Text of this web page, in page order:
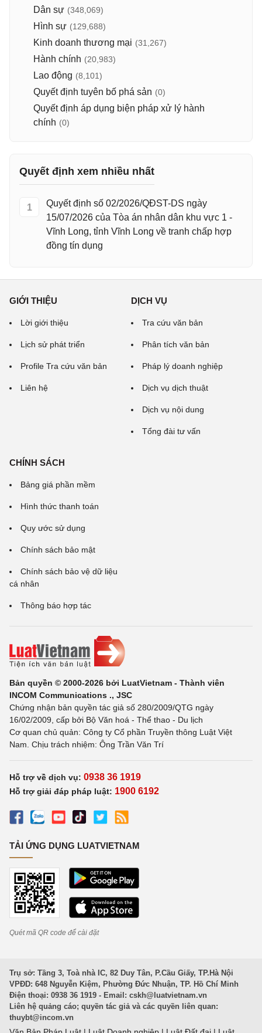
Dân sự (348,069)
Hình sự (129,688)
Kinh doanh thương mại (31,267)
Hành chính (20,983)
Lao động (8,101)
Quyết định tuyên bố phá sản (0)
Quyết định áp dụng biện pháp xử lý hành
chính (0)
Quyết định xem nhiều nhất
1
Quyết định số 02/2026/QĐST-DS ngày
15/07/2026 của Tòa án nhân dân khu vực 1 -
Vĩnh Long, tỉnh Vĩnh Long về tranh chấp hợp
đồng tín dụng
GIỚI THIỆU
Lời giới thiệu
Lịch sử phát triển
Profile Tra cứu văn bản
Liên hệ
DỊCH VỤ
Tra cứu văn bản
Phân tích văn bản
Pháp lý doanh nghiệp
Dịch vụ dịch thuật
Dịch vụ nội dung
Tổng đài tư vấn
CHÍNH SÁCH
Bảng giá phần mềm
Hình thức thanh toán
Quy ước sử dụng
Chính sách bảo mật
Chính sách bảo vệ dữ liệu
cá nhân
Thông báo hợp tác
Bản quyền © 2000-2026 bởi LuatVietnam - Thành viên
INCOM Communications ., JSC
Chứng nhận bản quyền tác giả số 280/2009/QTG ngày
16/02/2009, cấp bởi Bộ Văn hoá - Thể thao - Du lịch
Cơ quan chủ quản: Công ty Cổ phần Truyền thông Luật Việt
Nam. Chịu trách nhiệm: Ông Trần Văn Trí
Hỗ trợ về dịch vụ: 0938 36 1919
Hỗ trợ giải đáp pháp luật: 1900 6192
TẢI ỨNG DỤNG LUATVIETNAM
Quét mã QR code để cài đặt
Trụ sở: Tầng 3, Toà nhà IC, 82 Duy Tân, P.Cầu Giấy, TP.Hà Nội
VPĐD: 648 Nguyễn Kiệm, Phường Đức Nhuận, TP. Hồ Chí Minh
Điện thoại: 0938 36 1919 - Email: cskh@luatvietnam.vn
Liên hệ quảng cáo; quyền tác giả và các quyền liên quan:
thuybt@incom.vn